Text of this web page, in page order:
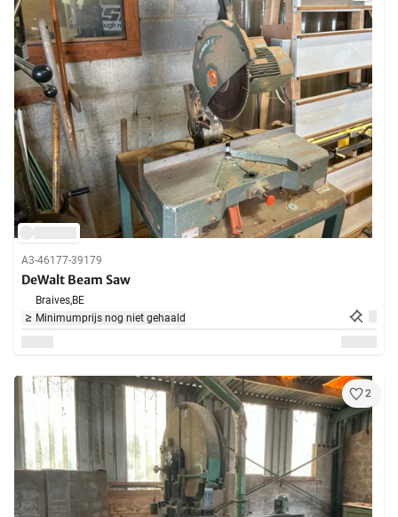
A3-46177-39179
DeWalt Beam Saw
Braives,BE
Minimumprijs nog niet gehaald
2